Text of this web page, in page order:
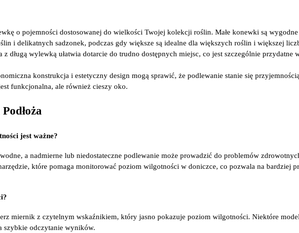
o pojemności dostosowanej do wielkości Twojej kolekcji roślin. Małe konewki są
i delikatnych sadzonek, podczas gdy większe są idealne dla większych roślin i większej
z długą wylewką ułatwia dotarcie do trudno dostępnych miejsc, co jest szczególnie przydatne
konstrukcja i estetyczny design mogą sprawić, że podlewanie stanie się
funkcjonalna, ale również cieszy oko.
jest ważne?
a nadmierne lub niedostateczne podlewanie może prowadzić do problemów
które pomaga monitorować poziom wilgotności w doniczce, co pozwala na bardziej
miernik z czytelnym wskaźnikiem, który jasno pokazuje poziom wilgotności. Niektóre
szybkie odczytanie wyników.